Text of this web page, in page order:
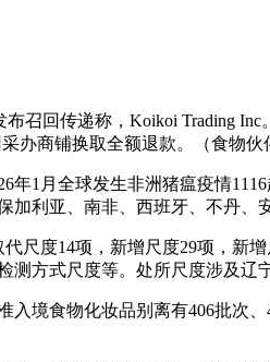
回传递称，Koikoi Trading
办商铺换取全额退款。（食物伙
月全球发生非洲猪瘟疫情
利亚、南非、西班牙、不丹、
度14项，新增尺度29项，新
方式尺度等。处所尺度涉及
食物化妆品别离有406批次